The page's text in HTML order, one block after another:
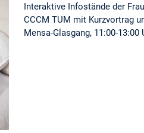
Interaktive Infostände der
CCCM TUM mit Kurzvortrag
Mensa-Glasgang, 11:00-13:00